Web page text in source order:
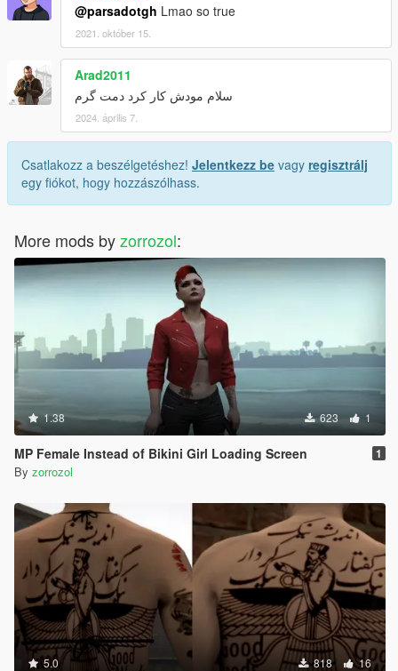
@parsadotgh Lmao so true
2021. október 15.
Arad2011
سلام مودش کار کرد دمت گرم
2024. április 7.
Csatlakozz a beszélgetéshez! Jelentkezz be vagy regisztrálj
egy fiókot, hogy hozzászólhass.
More mods byzorrozol:
1.38 623 1
MP Female Instead of Bikini Girl Loading Screen 1
By zorrozol
5.0 818 16